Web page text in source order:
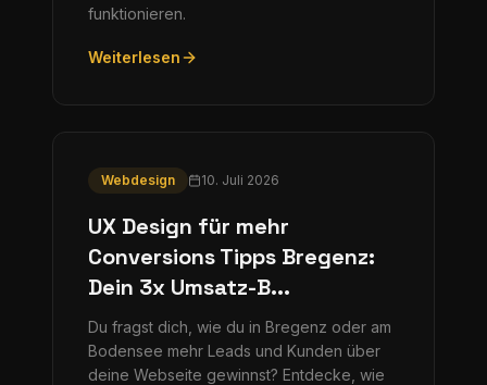
funktionieren.
Weiterlesen
Webdesign 10. Juli 2026
UX Design für mehr
Conversions Tipps Bregenz:
Dein 3x Umsatz-B...
Du fragst dich, wie du in Bregenz oder am
Bodensee mehr Leads und Kunden über
deine Webseite gewinnst? Entdecke, wie